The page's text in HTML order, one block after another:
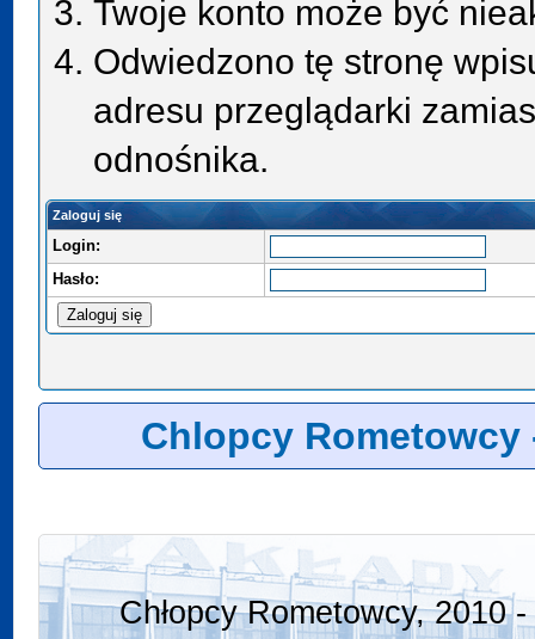
Twoje konto może być
Odwiedzono tę stronę
adresu przeglądarki
odnośnika.
Zaloguj się
Login:
Hasło:
Chlopcy Rometowcy
Chłopcy Rometowcy, 2010